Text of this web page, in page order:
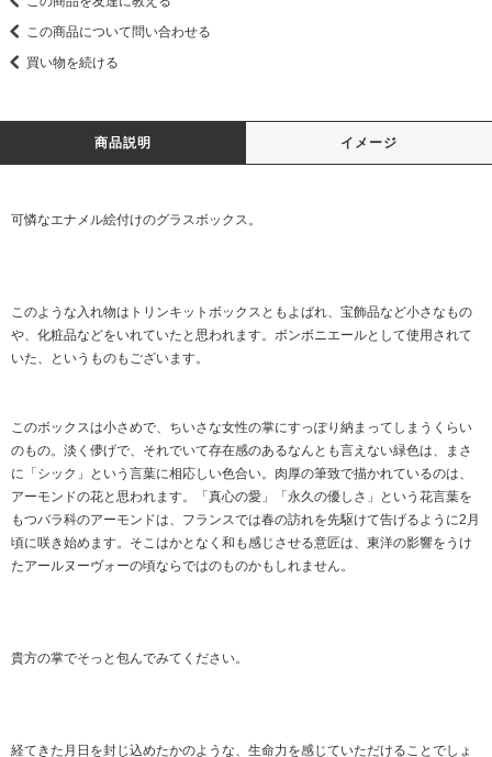
この商品について問い合わせる
買い物を続ける
商品説明 イメージ
可憐なエナメル絵付けのグラスボックス。
このような入れ物はトリンキットボックスともよばれ、宝飾品など小さなもの
や、化粧品などをいれていたと思われます。ボンボニエールとして使用されて
いた、というものもございます。
このボックスは小さめで、ちいさな女性の掌にすっぽり納まってしまうくらい
のもの。淡く儚げで、それでいて存在感のあるなんとも言えない緑色は、まさ
に「シック」という言葉に相応しい色合い。肉厚の筆致で描かれているのは、
アーモンドの花と思われます。「真心の愛」「永久の優しさ」という花言葉を
もつバラ科のアーモンドは、フランスでは春の訪れを先駆けて告げるように2月
頃に咲き始めます。そこはかとなく和も感じさせる意匠は、東洋の影響をうけ
たアールヌーヴォーの頃ならではのものかもしれません。
貴方の掌でそっと包んでみてください。
経てきた月日を封じ込めたかのような、生命力を感じていただけることでしょ